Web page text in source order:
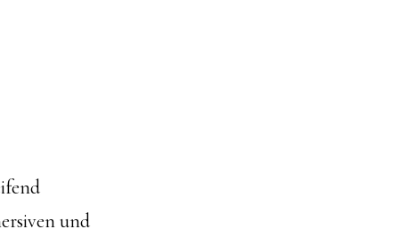
und